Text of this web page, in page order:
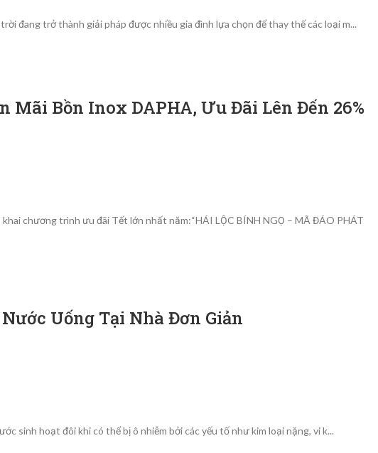
đang trở thành giải pháp được nhiều gia đình lựa chọn để thay thế các loại m...
Mãi Bồn Inox DAPHA, Ưu Đãi Lên Đến 26%
chương trình ưu đãi Tết lớn nhất năm:“HÁI LỘC BÍNH NGỌ – MÃ ĐÁO PHÁT
Uống Tại Nhà Đơn Giản
sinh hoạt đôi khi có thể bị ô nhiễm bởi các yếu tố như kim loại nặng, vi k...